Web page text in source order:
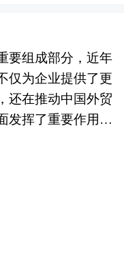
于显示器件产品
门以及拟进入该行
，对于研究我国显
的运营效率、促进
双重意义。
要标志。中研普
及对规划结构的精
用数据图表支撑自
要具有较强的可操
到产业发展目录
观的行业研究与微
最终落脚到重点细
上。 时代走到今
问题。世界上的各
主题是发展战略问
，我们从中应该
展机会。对于发
够进一步提升生产
国际竞争力，同时
车制造等关键领域
国家，随着工业化
率和质量的要求不
弥补传统工业技术
AI行业的发展面临
场景的复杂性和多
度较大。不同行业
点存在巨大差异，
型开发和算法优
要组成部分，近年
仅为企业提供了更
还在推动中国外贸
发挥了重要作用。
前所未有的发展机
业正处于技术创
面，随着技术的进
断优化，从传统的
等多元化模式发
消费者，减少了